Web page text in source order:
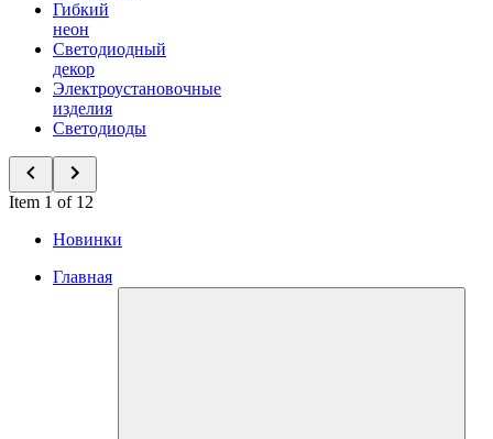
Гибкий
неон
Светодиодный
декор
Электроустановочные
изделия
Светодиоды
Item 1 of 12
Новинки
Главная